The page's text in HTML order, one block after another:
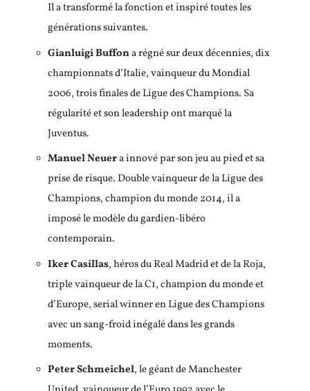
Il a transformé la fonction et inspiré toutes les
générations suivantes.
Gianluigi Buffona régné sur deux décennies, dix
championnats d’Italie, vainqueur du Mondial
2006, trois finales de Ligue des Champions. Sa
régularité et son leadership ont marqué la
Juventus.
Manuel Neuera innové par son jeu au pied et sa
prise de risque. Double vainqueur de la Ligue des
Champions, champion du monde 2014, il a
imposé le modèle du gardien-libéro
contemporain.
Iker Casillas, héros du Real Madrid et de la Roja,
triple vainqueur de la C1, champion du monde et
d’Europe, serial winner en Ligue des Champions
avec un sang-froid inégalé dans les grands
moments.
Peter Schmeichel, le géant de Manchester